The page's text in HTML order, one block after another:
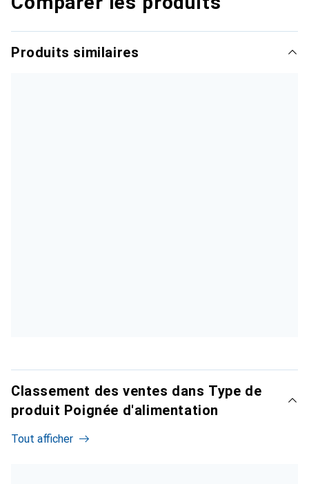
Produits similaires
Classement des ventes dans Type de
produit Poignée d'alimentation
Tout afficher